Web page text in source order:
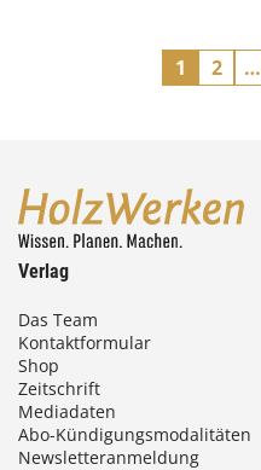
1 2 …
Verlag
Das Team
Kontaktformular
Shop
Zeitschrift
Mediadaten
Abo-Kündigungsmodalitäten
Newsletteranmeldung